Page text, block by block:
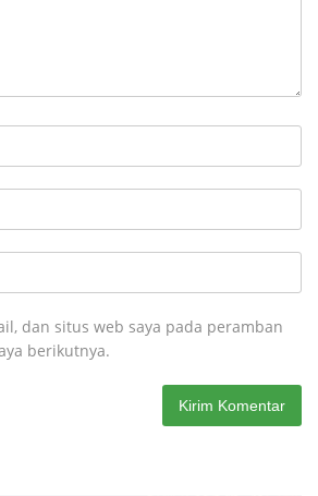
dan situs web saya pada peramban
berikutnya.